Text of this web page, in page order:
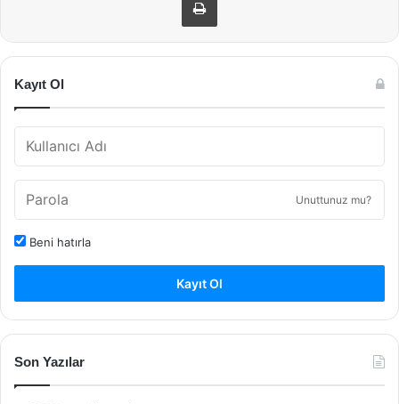
Kayıt Ol
Unuttunuz mu?
Beni hatırla
Kayıt Ol
Son Yazılar